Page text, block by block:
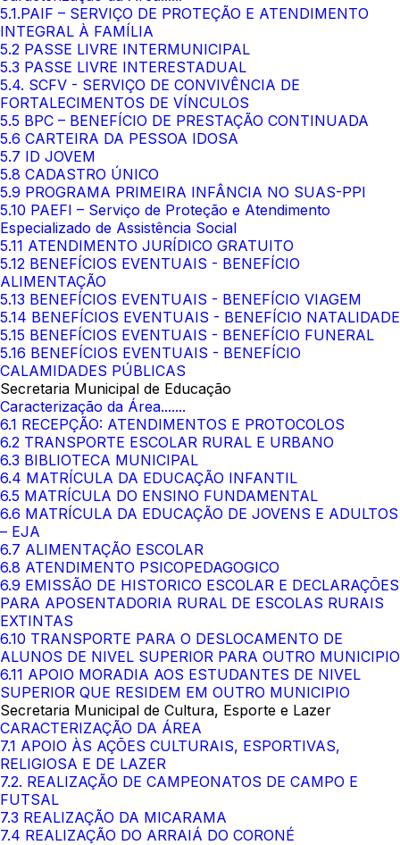
5.1.PAIF – SERVIÇO DE PROTEÇÃO E ATENDIMENTO
INTEGRAL À FAMÍLIA
5.2 PASSE LIVRE INTERMUNICIPAL
5.3 PASSE LIVRE INTERESTADUAL
5.4. SCFV - SERVIÇO DE CONVIVÊNCIA DE
FORTALECIMENTOS DE VÍNCULOS
5.5 BPC – BENEFÍCIO DE PRESTAÇÃO CONTINUADA
5.6 CARTEIRA DA PESSOA IDOSA
5.7 ID JOVEM
5.8 CADASTRO ÚNICO
5.9 PROGRAMA PRIMEIRA INFÂNCIA NO SUAS-PPI
5.10 PAEFI – Serviço de Proteção e Atendimento
Especializado de Assistência Social
5.11 ATENDIMENTO JURÍDICO GRATUITO
5.12 BENEFÍCIOS EVENTUAIS - BENEFÍCIO
ALIMENTAÇÃO
5.13 BENEFÍCIOS EVENTUAIS - BENEFÍCIO VIAGEM
5.14 BENEFÍCIOS EVENTUAIS - BENEFÍCIO NATALIDADE
5.15 BENEFÍCIOS EVENTUAIS - BENEFÍCIO FUNERAL
5.16 BENEFÍCIOS EVENTUAIS - BENEFÍCIO
CALAMIDADES PÚBLICAS
Secretaria Municipal de Educação
Caracterização da Área.......
6.1 RECEPÇÃO: ATENDIMENTOS E PROTOCOLOS
6.2 TRANSPORTE ESCOLAR RURAL E URBANO
6.3 BIBLIOTECA MUNICIPAL
6.4 MATRÍCULA DA EDUCAÇÃO INFANTIL
6.5 MATRÍCULA DO ENSINO FUNDAMENTAL
6.6 MATRÍCULA DA EDUCAÇÃO DE JOVENS E ADULTOS
– EJA
6.7 ALIMENTAÇÃO ESCOLAR
6.8 ATENDIMENTO PSICOPEDAGOGICO
6.9 EMISSÃO DE HISTORICO ESCOLAR E DECLARAÇÕES
PARA APOSENTADORIA RURAL DE ESCOLAS RURAIS
EXTINTAS
6.10 TRANSPORTE PARA O DESLOCAMENTO DE
ALUNOS DE NIVEL SUPERIOR PARA OUTRO MUNICIPIO
6.11 APOIO MORADIA AOS ESTUDANTES DE NIVEL
SUPERIOR QUE RESIDEM EM OUTRO MUNICIPIO
Secretaria Municipal de Cultura, Esporte e Lazer
CARACTERIZAÇÃO DA ÁREA
7.1 APOIO ÀS AÇÕES CULTURAIS, ESPORTIVAS,
RELIGIOSA E DE LAZER
7.2. REALIZAÇÃO DE CAMPEONATOS DE CAMPO E
FUTSAL
7.3 REALIZAÇÃO DA MICARAMA
7.4 REALIZAÇÃO DO ARRAIÁ DO CORONÉ